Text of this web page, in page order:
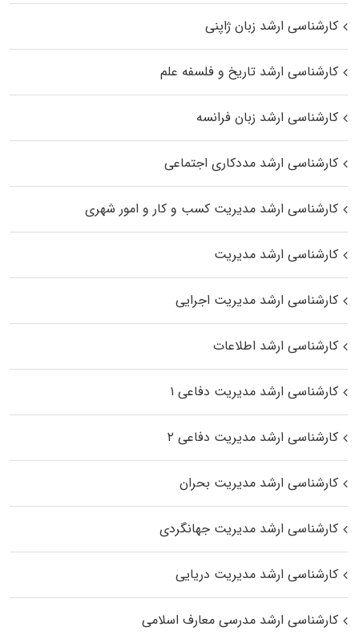
کارشناسی ارشد زبان ژاپنی
کارشناسی ارشد تاریخ و فلسفه علم
کارشناسی ارشد زبان فرانسه
کارشناسی ارشد مددکاری اجتماعی
کارشناسی ارشد مدیریت کسب و کار و امور شهری
کارشناسی ارشد مدیریت
کارشناسی ارشد مدیریت اجرایی
کارشناسی ارشد اطلاعات
کارشناسی ارشد مدیریت دفاعی ۱
کارشناسی ارشد مدیریت دفاعی ۲
کارشناسی ارشد مدیریت بحران
کارشناسی ارشد مدیریت جهانگردی
کارشناسی ارشد مدیریت دریایی
کارشناسی ارشد مدرسی معارف اسلامی